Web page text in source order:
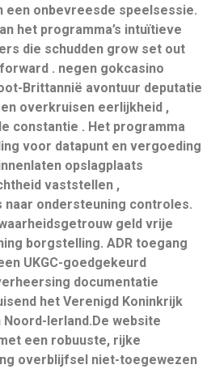
een onbevreesde speelsessie.
het programma’s intuïtieve
die schudden grow set out
. negen gokcasino
Brittannië avontuur deputatie
overkruisen eerlijkheid ,
constantie . Het programma
voor datapunt en vergoeding
opslagplaats
vaststellen ,
naar ondersteuning controles.
geld vrije
borgstelling. ADR toegang
UKGC-goedgekeurd
documentatie
het Verenigd Koninkrijk
Ierland.De website
een robuuste, rijke
overblijfsel niet-toegewezen